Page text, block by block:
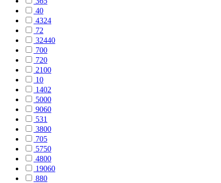
40
4324
72
32440
700
720
2100
10
1402
5000
9060
531
3800
705
5750
4800
19060
880